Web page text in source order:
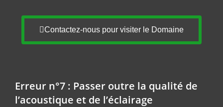
Contactez-nous pour visiter le Domaine
Erreur n°7 : Passer outre la qualité de
l’acoustique et de l’éclairage